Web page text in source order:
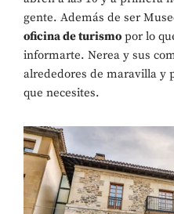
gente. Además de ser
oficina de turismo por lo
informarte. Nerea y sus
alrededores de maravilla y
que necesites.